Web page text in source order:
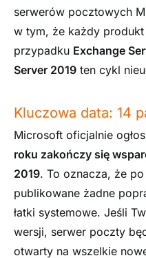
serwerów pocztowych
w tym, że każdy
przypadku Exchange
Server 2019 ten cykl
Kluczowa data: 14
Microsoft oficjalnie
roku zakończy się
2019. To oznacza, że
publikowane żadne
łatki systemowe. Jeśli
wersji, serwer poczty
otwarty na wszelkie